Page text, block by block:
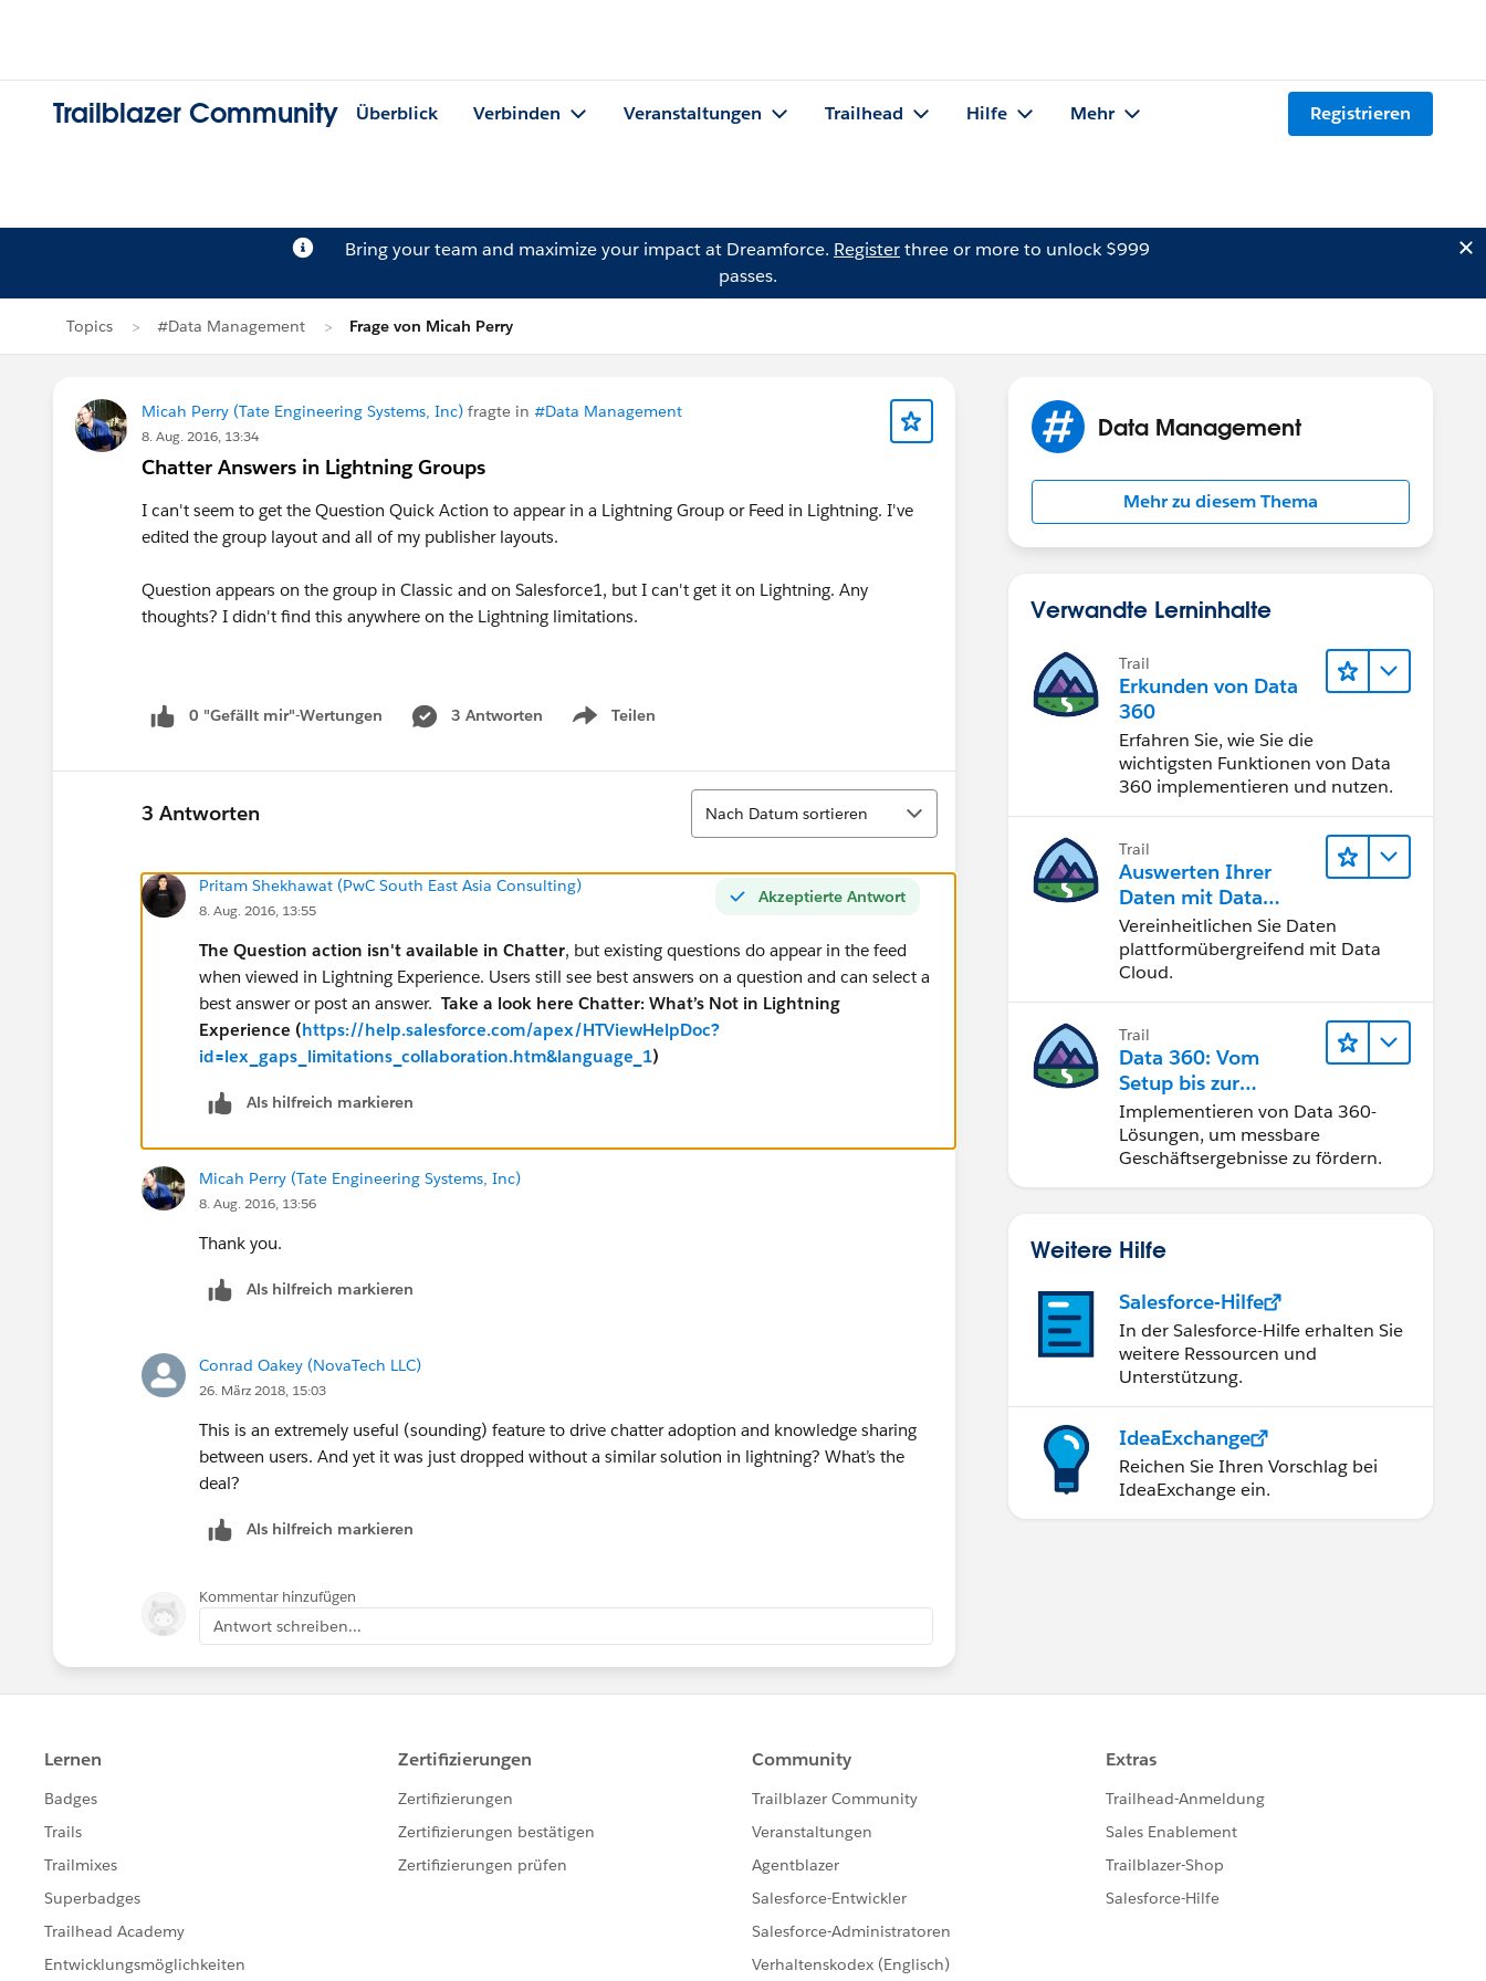
Trailblazer Community Überblick Verbinden Veranstaltungen Trailhead Hilfe Mehr Registrieren
Bring your team and maximize your impact at Dreamforce. Registerthree or more to unlock $999
passes.
Topics #Data Management Frage von Micah Perry
Micah Perry (Tate Engineering Systems, Inc) fragte in #Data Management
8. Aug. 2016, 13:34
Chatter Answers in Lightning Groups
I can't seem to get the Question Quick Action to appear in a Lightning Group or Feed in Lightning. I've
edited the group layout and all of my publisher layouts.
Question appears on the group in Classic and on Salesforce1, but I can't get it on Lightning. Any
thoughts? I didn't find this anywhere on the Lightning limitations.
0 "Gefällt mir"-Wertungen 3 Antworten Teilen
Show menu
3 Antworten
Sortieren
Nach Datum sortieren
Akzeptierte Antwort
Pritam Shekhawat (PwC South East Asia Consulting)
8. Aug. 2016, 13:55
The Question action isn't available in Chatter, but existing questions do appear in the feed
when viewed in Lightning Experience. Users still see best answers on a question and can select a
best answer or post an answer. Take a look here Chatter: What’s Not in Lightning
Experience​ (https://help.salesforce.com/apex/HTViewHelpDoc?
id=lex_gaps_limitations_collaboration.htm&language_1)
Als hilfreich markieren
Micah Perry (Tate Engineering Systems, Inc)
8. Aug. 2016, 13:56
Thank you.
Als hilfreich markieren
Conrad Oakey (NovaTech LLC)
26. März 2018, 15:03
This is an extremely useful (sounding) feature to drive chatter adoption and knowledge sharing
between users. And yet it was just dropped without a similar solution in lightning? What’s the
deal?
Als hilfreich markieren
Kommentar hinzufügen
Antwort schreiben...
Data Management
Mehr zu diesem Thema
Verwandte Lerninhalte
Trail
Erkunden von Data
360
Erfahren Sie, wie Sie die
wichtigsten Funktionen von Data
360 implementieren und nutzen.
Trail
Auswerten Ihrer
Daten mit Data
Cloud
Vereinheitlichen Sie Daten
plattformübergreifend mit Data
Cloud.
Trail
Data 360: Vom
Setup bis zur
Aktivierung
Implementieren von Data 360-
Lösungen, um messbare
Geschäftsergebnisse zu fördern.
Weitere Hilfe
Salesforce-Hilfe
In der Salesforce-Hilfe erhalten Sie
weitere Ressourcen und
Unterstützung.
IdeaExchange
Reichen Sie Ihren Vorschlag bei
IdeaExchange ein.